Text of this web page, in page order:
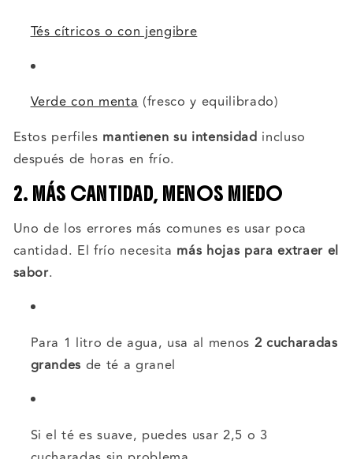
Tés cítricos o con jengibre
Verde con menta(fresco y equilibrado)
Estos perfiles mantienen su intensidad incluso
después de horas en frío.
2. MÁS CANTIDAD, MENOS MIEDO
Uno de los errores más comunes es usar poca
cantidad. El frío necesita más hojas para extraer el
sabor.
Para 1 litro de agua, usa al menos 2 cucharadas
grandes de té a granel
Si el té es suave, puedes usar 2,5 o 3